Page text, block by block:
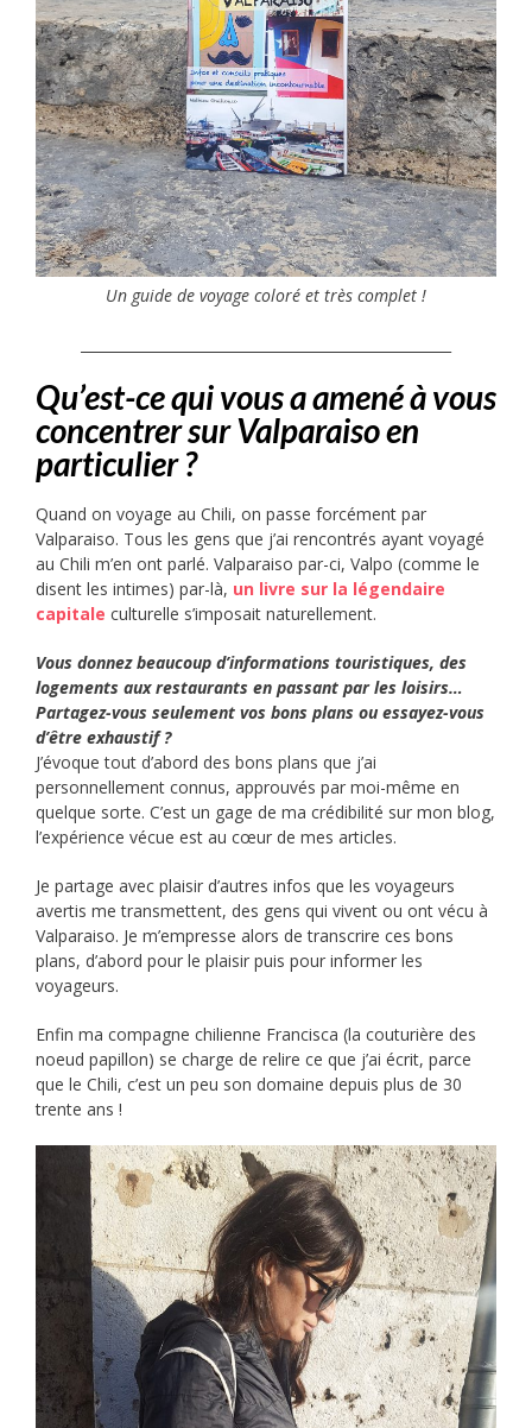
Un guide de voyage coloré et très complet !
Qu’est-ce qui vous a amené à vous
concentrer sur Valparaiso en
particulier ?
Quand on voyage au Chili, on passe forcément par
Valparaiso. Tous les gens que j’ai rencontrés ayant voyagé
au Chili m’en ont parlé. Valparaiso par-ci, Valpo (comme le
disent les intimes) par-là, un livre sur la légendaire
capitale culturelle s’imposait naturellement.
Vous donnez beaucoup d’informations touristiques, des
logements aux restaurants en passant par les loisirs…
Partagez-vous seulement vos bons plans ou essayez-vous
d’être exhaustif ?
J’évoque tout d’abord des bons plans que j’ai
personnellement connus, approuvés par moi-même en
quelque sorte. C’est un gage de ma crédibilité sur mon blog,
l’expérience vécue est au cœur de mes articles.
Je partage avec plaisir d’autres infos que les voyageurs
avertis me transmettent, des gens qui vivent ou ont vécu à
Valparaiso. Je m’empresse alors de transcrire ces bons
plans, d’abord pour le plaisir puis pour informer les
voyageurs.
Enfin ma compagne chilienne Francisca (la couturière des
noeud papillon) se charge de relire ce que j’ai écrit, parce
que le Chili, c’est un peu son domaine depuis plus de 30
trente ans !